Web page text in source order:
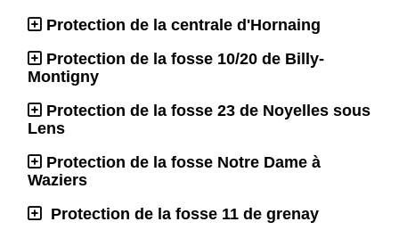
Protection de la centrale d'Hornaing
Protection de la fosse 10/20 de Billy-
Montigny
Protection de la fosse 23 de Noyelles sous
Lens
Protection de la fosse Notre Dame à
Waziers
Protection de la fosse 11 de grenay